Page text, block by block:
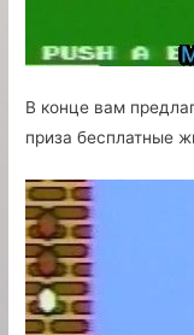
В конце вам
приза бесплатные